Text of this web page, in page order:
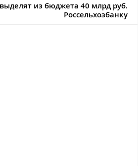
из бюджета 40 млрд руб.
Россельхозбанку